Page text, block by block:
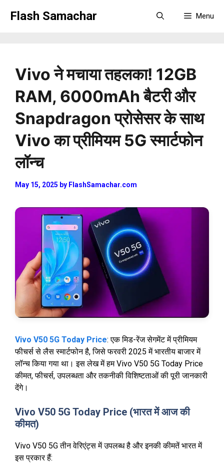
Flash Samachar Menu
Vivo ने मचाया तहलका! 12GB
RAM, 6000mAh बैटरी और
Snapdragon प्रोसेसर के साथ
Vivo का प्रीमियम 5G स्मार्टफोन
लॉन्च
May 15, 2025 by FlashSamachar.com
Vivo V50 5G Today Price: एक मिड-रेंज सेगमेंट में प्रीमियम
फीचर्स से लैस स्मार्टफोन है, जिसे फरवरी 2025 में भारतीय बाजार में
लॉन्च किया गया था। इस लेख में हम Vivo V50 5G Today Price
कीमत, फीचर्स, उपलब्धता और तकनीकी विशिष्टताओं की पूरी जानकारी
देंगे।
Vivo V50 5G Today Price (भारत में आज की
कीमत)
Vivo V50 5G तीन वेरिएंट्स में उपलब्ध है और इनकी कीमतें भारत में
इस प्रकार हैं: